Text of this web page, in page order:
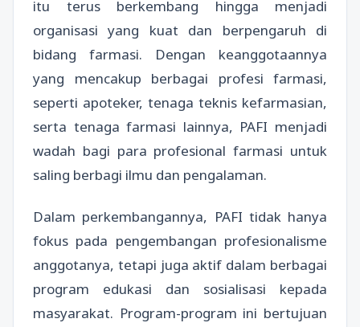
itu terus berkembang hingga menjadi
organisasi yang kuat dan berpengaruh di
bidang farmasi. Dengan keanggotaannya
yang mencakup berbagai profesi farmasi,
seperti apoteker, tenaga teknis kefarmasian,
serta tenaga farmasi lainnya, PAFI menjadi
wadah bagi para profesional farmasi untuk
saling berbagi ilmu dan pengalaman.
Dalam perkembangannya, PAFI tidak hanya
fokus pada pengembangan profesionalisme
anggotanya, tetapi juga aktif dalam berbagai
program edukasi dan sosialisasi kepada
masyarakat. Program-program ini bertujuan